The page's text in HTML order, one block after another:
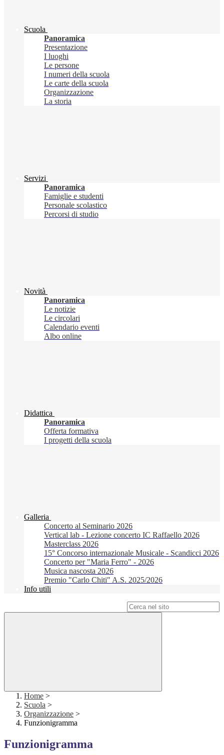
Scuola
Panoramica
Presentazione
I luoghi
Le persone
I numeri della scuola
Le carte della scuola
Organizzazione
La storia
Servizi
Panoramica
Famiglie e studenti
Personale scolastico
Percorsi di studio
Novità
Panoramica
Le notizie
Le circolari
Calendario eventi
Albo online
Didattica
Panoramica
Offerta formativa
I progetti della scuola
Galleria
Concerto al Seminario 2026
Vertical lab - Lezione concerto IC Raffaello 2026
Masterclass 2026
15° Concorso internazionale Musicale - Scandicci 2026
Concerto per "Maria Ferro" - 2026
Musica nascosta 2026
Premio "Carlo Chiti" A.S. 2025/2026
Info utili
Home >
Scuola >
Organizzazione >
Funzionigramma
Funzionigramma